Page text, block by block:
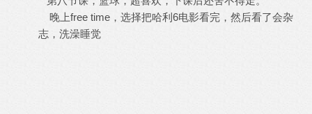
晚上free time，选择把哈利6电影看完，然后看了会杂
志，洗澡睡觉